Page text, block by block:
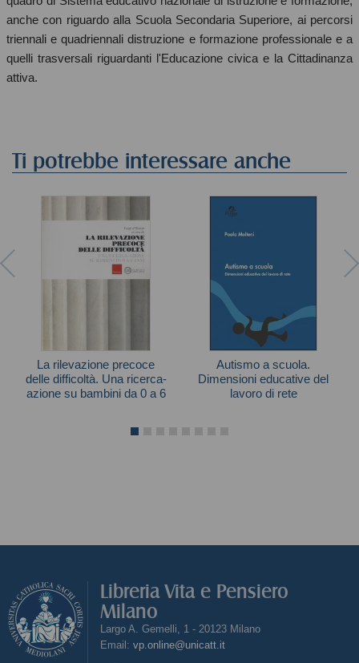
anche con riguardo alla Scuola Secondaria Superiore, ai percorsi
triennali e quadriennali distruzione e formazione professionale e a
quelli trasversali riguardanti l'Educazione civica e la Cittadinanza
attiva.
Ti potrebbe interessare anche
La rilevazione precoce
delle difficoltà. Una ricerca-
azione su bambini da 0 a 6
Autismo a scuola.
Dimensioni educative del
lavoro di rete
Libreria Vita e Pensiero
Milano
Largo A. Gemelli, 1 - 20123 Milano
Email: vp.online@unicatt.it